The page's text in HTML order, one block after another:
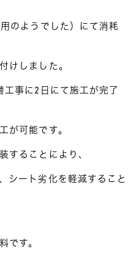
のようでした）にて消耗
けしました。
事に2日にて施工が完了
が可能です。
することにより、
シート劣化を軽減すること
です。